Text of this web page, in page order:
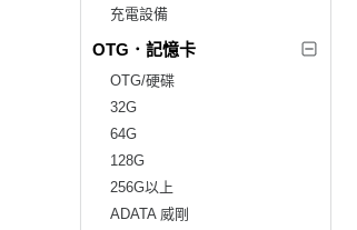
充電設備
OTG．記憶卡
OTG/硬碟
32G
64G
128G
256G以上
ADATA 威剛